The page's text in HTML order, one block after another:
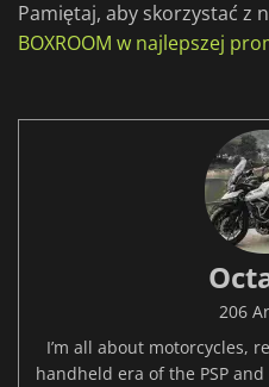
Pamiętaj, aby skorzystać z
BOXROOM w najlepszej
206
I’m all about motorcycles,
handheld era of the PSP